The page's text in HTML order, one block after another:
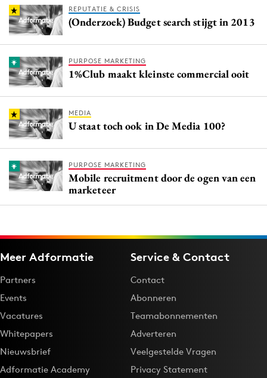
REPUTATIE & CRISIS
(Onderzoek) Budget search stijgt in 2013
PURPOSE MARKETING
1%Club maakt kleinste commercial ooit
MEDIA
U staat toch ook in De Media 100?
PURPOSE MARKETING
Mobile recruitment door de ogen van een
marketeer
Meer Adformatie
Partners
Events
Vacatures
Whitepapers
Nieuwsbrief
Adformatie Academy
Service & Contact
Contact
Abonneren
Teamabonnementen
Adverteren
Veelgestelde Vragen
Privacy Statement